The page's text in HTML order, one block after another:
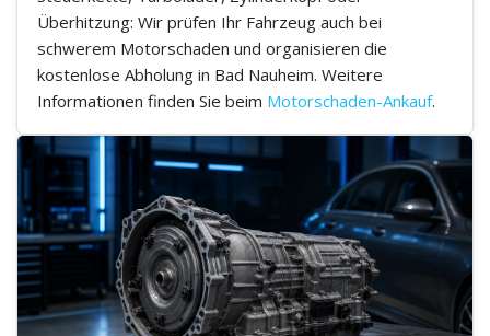
Überhitzung: Wir prüfen Ihr Fahrzeug auch bei
schwerem Motorschaden und organisieren die
kostenlose Abholung in Bad Nauheim. Weitere
Informationen finden Sie beim Motorschaden-Ankauf.